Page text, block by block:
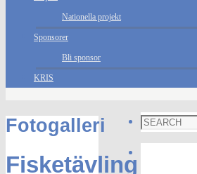
Nationella projekt
Sponsorer
Bli sponsor
KRIS
Fotogalleri
Fisketävling
Search
for: